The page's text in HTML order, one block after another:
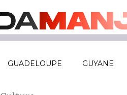
GUADELOUPE GUYANE